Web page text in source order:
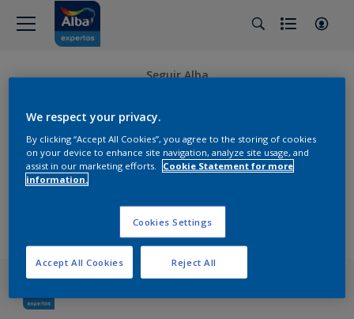
Seguir Alba
Alba
Formación
We respect your privacy.
By clicking “Accept All Cookies”, you agree to the storing of cookies
on your device to enhance site navigation, analyze site usage, and
assist in our marketing efforts.
Cookie Statement for more
information.
Cookies Settings
Reject All
Accept All Cookies